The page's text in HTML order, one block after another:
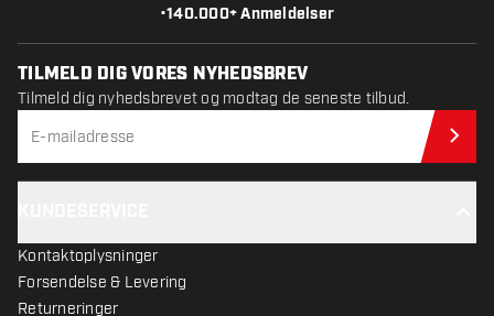
•140.000+ Anmeldelser
TILMELD DIG VORES NYHEDSBREV
Tilmeld dig nyhedsbrevet og modtag de seneste tilbud.
Kontaktoplysninger
Forsendelse & Levering
Returneringer